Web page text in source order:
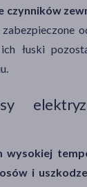
czynników
łuski
wysokiej
i